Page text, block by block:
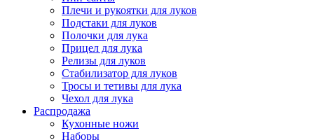
Плечи и рукоятки для луков
Подстаки для луков
Полочки для лука
Прицел для лука
Релизы для луков
Стабилизатор для луков
Тросы и тетивы для лука
Чехол для лука
Распродажа
Кухонные ножи
Наборы